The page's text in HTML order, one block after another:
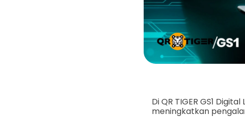
Di QR TIGER GS1
meningkatkan